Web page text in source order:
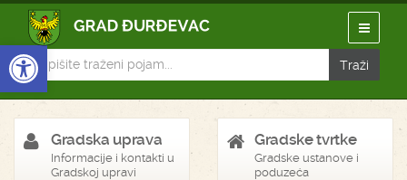
Open toolbar
Gradska uprava
Informacije i kontakti u
Gradskoj upravi
Gradske tvrtke
Gradske ustanove i
poduzeća